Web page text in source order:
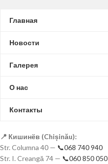
Главная
Новости
Галерея
О нас
Контакты
📍 Кишинёв (Chișinău):
Str. Columna 40 — 📞068 740 940
Str. I. Creangă 74 — 📞060 850 050